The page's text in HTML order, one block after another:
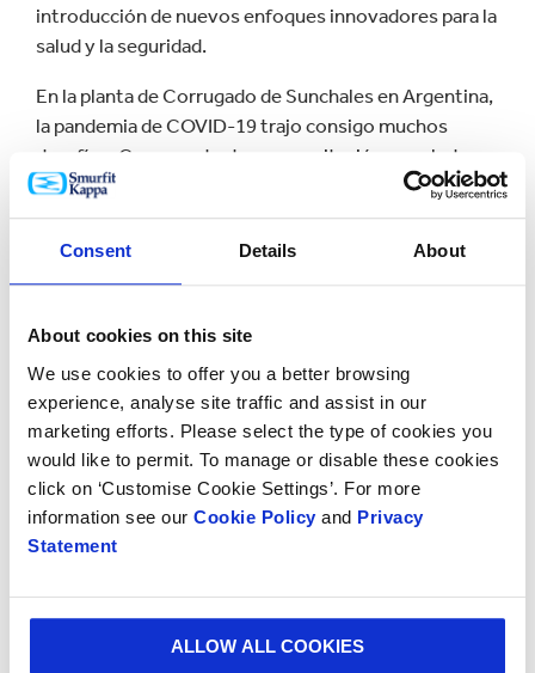
Consent Details About
About cookies on this site
We use cookies to offer you a better browsing
experience, analyse site traffic and assist in our
marketing efforts. Please select the type of cookies you
would like to permit. To manage or disable these cookies
click on ‘Customise Cookie Settings’. For more
information see our Cookie Policy and Privacy
Statement
ALLOW ALL COOKIES
introducción de nuevos enfoques innovadores para la
salud y la seguridad.
En la planta de Corrugado de Sunchales en Argentina,
la pandemia de COVID-19 trajo consigo muchos
desafíos. Como parte de su capacitación en salud y
seguridad, la planta usó capacitaciones de seguridad
de 60 a 90 minutos de duración que se enfocaban en la
motivación, la prevención de riesgos de seguridad y la
períodos tan largos a la vez, por lo que se trasladaron
a las pausas de seguridad. Una "pausa de seguridad"
permitió que un turno tomara un descanso para
discutir y reflexionar sobre la seguridad en el sitio y
compartir ideas para mantener a todos a salvo.
La planta de corrugado de Chile decidió enfocarse y
mejorar la atención que se le brinda a los contratistas
tratada con tanta importancia como la de un miembro
del personal de tiempo completo. La coordinación de